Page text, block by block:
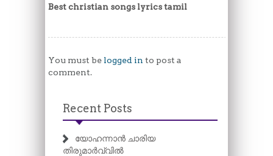
Best christian songs lyrics tamil
You must be logged in to post a
comment.
Recent Posts
യോഹന്നാൻ ചാരിയ
തിരുമാർവ്വിൽ